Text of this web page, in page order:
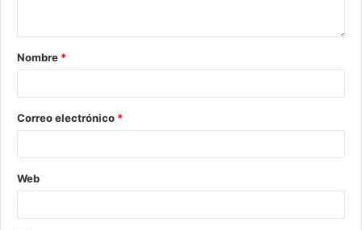
Nombre *
Correo electrónico *
Web